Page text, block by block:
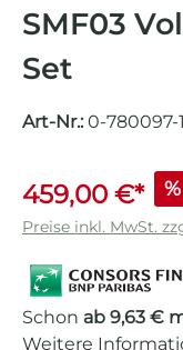
SMF03
Set
Art-Nr.: 0-780097-1
459,00 €* %
Preise inkl. MwSt.
Schon ab 9,63 €
Weitere